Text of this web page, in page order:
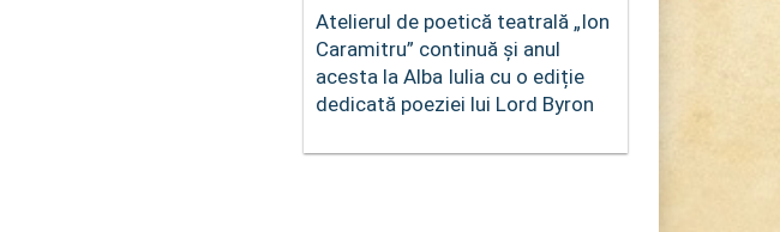
Atelierul de poetică teatrală „Ion
Caramitru” continuă și anul
acesta la Alba Iulia cu o ediție
dedicată poeziei lui Lord Byron